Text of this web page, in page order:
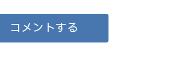
コメントする